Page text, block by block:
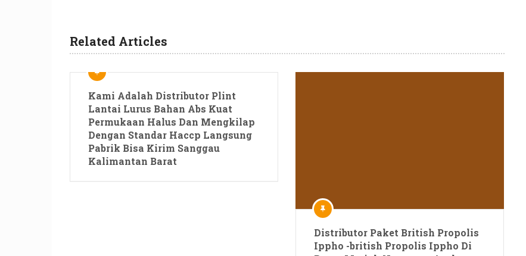
Related Articles
Kami Adalah Distributor Plint
Lantai Lurus Bahan Abs Kuat
Permukaan Halus Dan Mengkilap
Dengan Standar Haccp Langsung
Pabrik Bisa Kirim Sanggau
Kalimantan Barat